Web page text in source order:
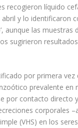
recogieron líquido
abril y lo identificaron
aunque las muestras
sugirieron
por primera vez
prevalente en
por contacto directo
corporales
(VHS) en los